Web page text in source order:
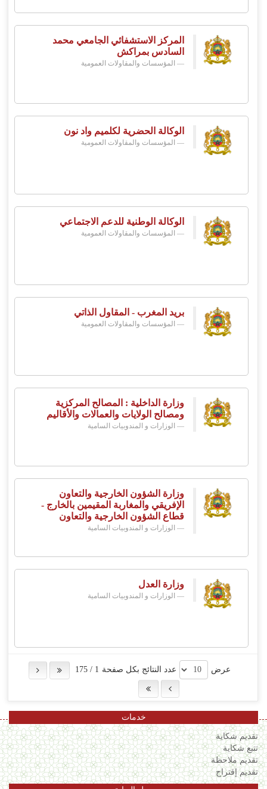
المركز الاستشفائي الجامعي محمد
السادس بمراكش
المؤسسات والمقاولات العمومية
الوكالة الحضرية لكلميم واد نون
المؤسسات والمقاولات العمومية
الوكالة الوطنية للدعم الاجتماعي
المؤسسات والمقاولات العمومية
بريد المغرب - المقاول الذاتي
المؤسسات والمقاولات العمومية
وزارة الداخلية : المصالح المركزية
ومصالح الولايات والعمالات والأقاليم
الوزارات و المندوبيات السامية
وزارة الشؤون الخارجية والتعاون
الإفريقي والمغاربة المقيمين بالخارج -
قطاع الشؤون الخارجية والتعاون
الوزارات و المندوبيات السامية
وزارة العدل
الوزارات و المندوبيات السامية
عرض عدد النتائج بكل صفحة 1
/
175
خدمات
تقديم شكاية
تتبع شكاية
تقديم ملاحظة
تقديم إقتراح